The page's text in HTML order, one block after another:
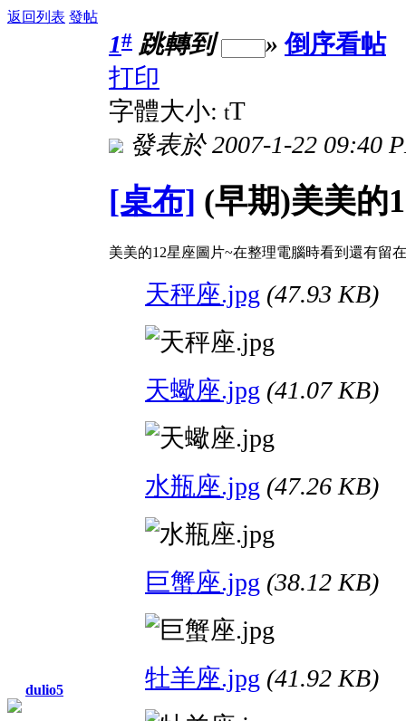
返回列表 發帖
dulio5
1# 跳轉到 » 倒序看帖
打印
字體大小: tT
發表於 2007-1-22 09:40
[桌布] (早期)美美的
美美的12星座圖片~在整理電腦時看到還有留
天秤座.jpg (47.93 KB)
天蠍座.jpg (41.07 KB)
水瓶座.jpg (47.26 KB)
巨蟹座.jpg (38.12 KB)
牡羊座.jpg (41.92 KB)